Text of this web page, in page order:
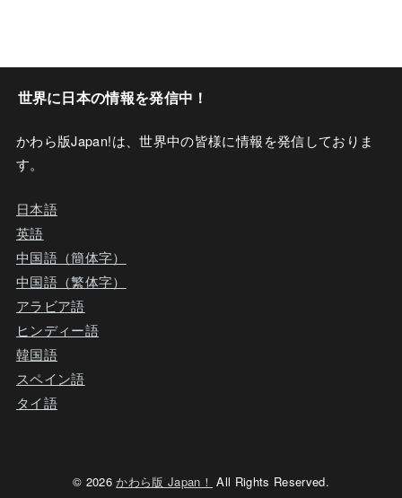
世界に日本の情報を発信中！
かわら版Japan!は、世界中の皆様に情報を発信しておりま
す。
日本語
英語
中国語（簡体字）
中国語（繁体字）
アラビア語
ヒンディー語
韓国語
スペイン語
タイ語
© 2026かわら版 Japan！ All Rights Reserved.